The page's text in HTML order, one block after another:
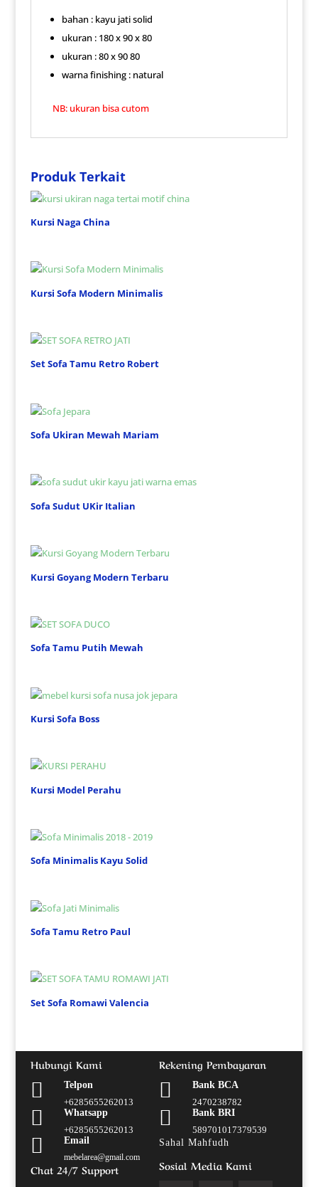
bahan : kayu jati solid
ukuran : 180 x 90 x 80
ukuran : 80 x 90 80
warna finishing : natural
NB: ukuran bisa cutom
Produk Terkait
Kursi Naga China
Kursi Sofa Modern Minimalis
Set Sofa Tamu Retro Robert
Sofa Ukiran Mewah Mariam
Sofa Sudut UKir Italian
Kursi Goyang Modern Terbaru
Sofa Tamu Putih Mewah
Kursi Sofa Boss
Kursi Model Perahu
Sofa Minimalis Kayu Solid
Sofa Tamu Retro Paul
Set Sofa Romawi Valencia
Hubungi Kami

Telpon
+6285655262013

Whatsapp
+6285655262013
 Email
mebelarea@gmail.com
Chat 24/7 Support
Rekening Pembayaran

Bank BCA
2470238782

Bank BRI
589701017379539
Sahal Mahfudh
Sosial Media Kami